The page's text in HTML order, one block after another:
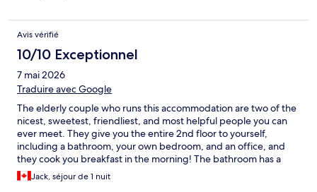
heartfelt thank you for the warmth that will stay with me. Until
we meet again!
Avis vérifié
10/10 Exceptionnel
7 mai 2026
Traduire avec Google
The elderly couple who runs this accommodation are two of the
nicest, sweetest, friendliest, and most helpful people you can
ever meet. They give you the entire 2nd floor to yourself,
including a bathroom, your own bedroom, and an office, and
they cook you breakfast in the morning! The bathroom has a
bath and shower separate, so pick whichever you like! They also
give you a bunch of maps, booklets, and notes in your room of
Jack, séjour de 1 nuit